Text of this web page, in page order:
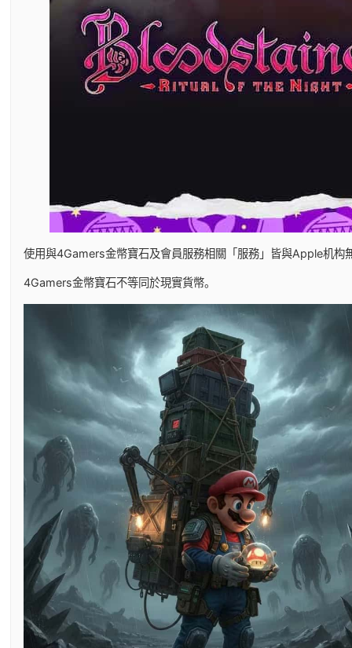
使用與4Gamers金幣寶石及會員服務相關「服務」皆與Apple机构
4Gamers金幣寶石不等同於現實貨幣。